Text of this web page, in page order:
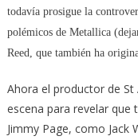
todavía prosigue la
polémicos de Metallica
Reed, que también ha
Ahora el productor de
escena para revelar que
Jimmy Page, como Jack